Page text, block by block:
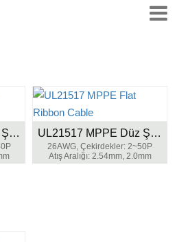
UL21516 MPPE Düz Şeritli Kablo UL21517 MPPE Düz Şerit Kablosu
26AWG, Çekirdekler: 2~50P
Atış Aralığı: 2.54mm, 2.0mm